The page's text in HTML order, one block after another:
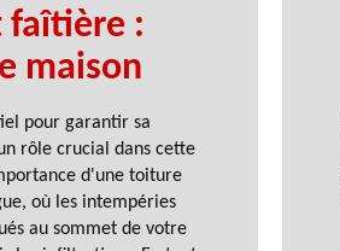
faîtière :
maison
pour garantir sa
rôle crucial dans cette
d'une toiture
où les intempéries
au sommet de votre